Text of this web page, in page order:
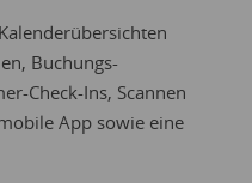
Buchungs-
Check-Ins, Scannen
App sowie eine